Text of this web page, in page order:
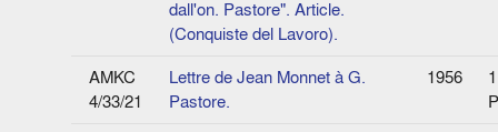
dall'on. Pastore". Article.
(Conquiste del Lavoro).
AMKC
4/33/21
Lettre de Jean Monnet à G.
Pastore.
1956
1